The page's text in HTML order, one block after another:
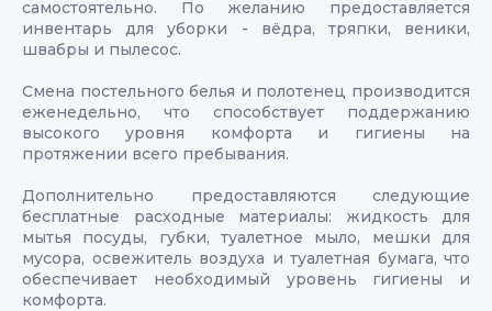
самостоятельно. По желанию предоставляется
инвентарь для уборки - вёдра, тряпки, веники,
швабры и пылесос.
Смена постельного белья и полотенец производится
еженедельно, что способствует поддержанию
высокого уровня комфорта и гигиены на
протяжении всего пребывания.
Дополнительно предоставляются следующие
бесплатные расходные материалы: жидкость для
мытья посуды, губки, туалетное мыло, мешки для
мусора, освежитель воздуха и туалетная бумага, что
обеспечивает необходимый уровень гигиены и
комфорта.